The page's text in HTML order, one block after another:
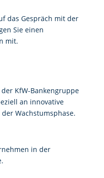
das Gespräch mit der
Sie einen
mit.
KfW-Bankengruppe
an innovative
Wachstumsphase.
in der